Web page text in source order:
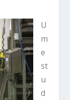
U
m
e
st
u
d